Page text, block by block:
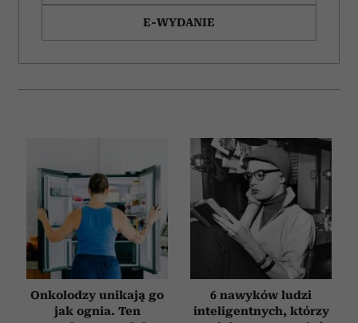
E-WYDANIE
Onkolodzy unikają go
jak ognia. Ten
6 nawyków ludzi
inteligentnych, którzy